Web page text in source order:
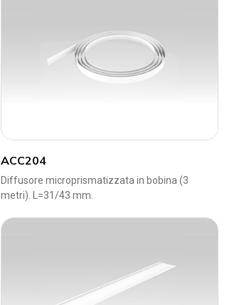
ACC204
Diffusore microprismatizzata in bobina (3
metri). L=31/43 mm.